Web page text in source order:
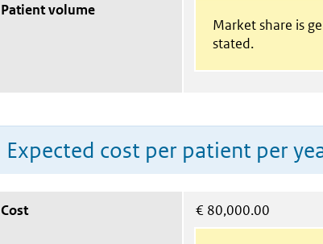
Patient volume
Market share is
stated.
Expected cost per patient per
Cost € 80,000.00